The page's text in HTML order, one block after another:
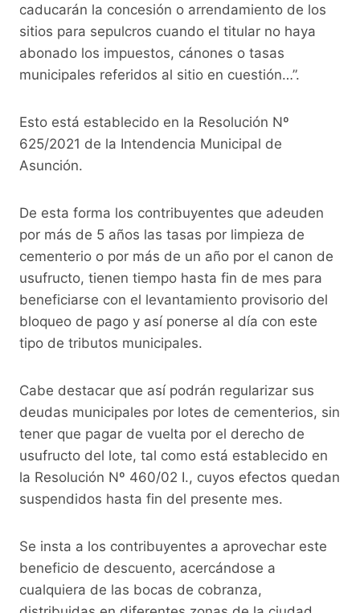
caducarán la concesión o arrendamiento de los
sitios para sepulcros cuando el titular no haya
abonado los impuestos, cánones o tasas
municipales referidos al sitio en cuestión…”.
Esto está establecido en la Resolución Nº
625/2021 de la Intendencia Municipal de
Asunción.
De esta forma los contribuyentes que adeuden
por más de 5 años las tasas por limpieza de
cementerio o por más de un año por el canon de
usufructo, tienen tiempo hasta fin de mes para
beneficiarse con el levantamiento provisorio del
bloqueo de pago y así ponerse al día con este
tipo de tributos municipales.
Cabe destacar que así podrán regularizar sus
deudas municipales por lotes de cementerios, sin
tener que pagar de vuelta por el derecho de
usufructo del lote, tal como está establecido en
la Resolución Nº 460/02 I., cuyos efectos quedan
suspendidos hasta fin del presente mes.
Se insta a los contribuyentes a aprovechar este
beneficio de descuento, acercándose a
cualquiera de las bocas de cobranza,